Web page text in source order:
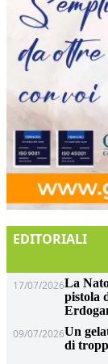
EDITORIALI
17/07/2026La
pistola
09/07/2026Un
di